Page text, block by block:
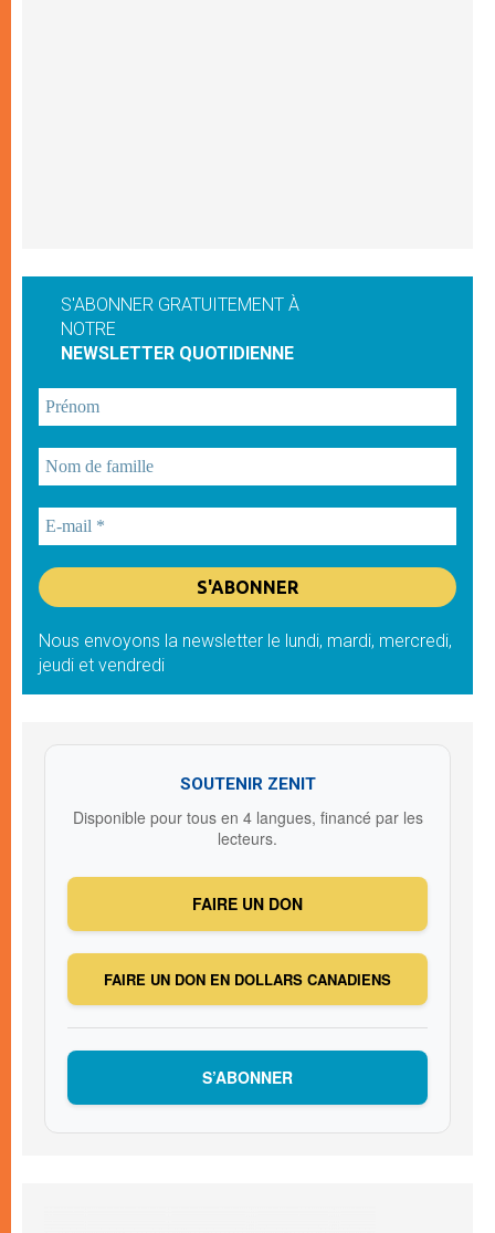
S'ABONNER GRATUITEMENT À
NOTRE
NEWSLETTER QUOTIDIENNE
Nous envoyons la newsletter le lundi, mardi, mercredi,
jeudi et vendredi
SOUTENIR ZENIT
Disponible pour tous en 4 langues, financé par les
lecteurs.
FAIRE UN DON
FAIRE UN DON EN DOLLARS CANADIENS
S’ABONNER